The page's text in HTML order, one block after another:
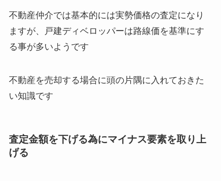
不動産仲介では基本的には実勢価格の査定になり
ますが、戸建ディベロッパーは路線価を基準にす
る事が多いようです
不動産を売却する場合に頭の片隅に入れておきた
い知識です
査定金額を下げる為にマイナス要素を取り上
げる